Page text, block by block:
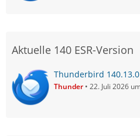
Aktuelle 140 ESR-Version
Thunderbird
Thunder 22. Juli 2026